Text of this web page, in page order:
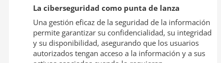
La ciberseguridad como punta de lanza
Una gestión eficaz de la seguridad de la información
permite garantizar su confidencialidad, su integridad
y su disponibilidad, asegurando que los usuarios
autorizados tengan acceso a la información y a sus